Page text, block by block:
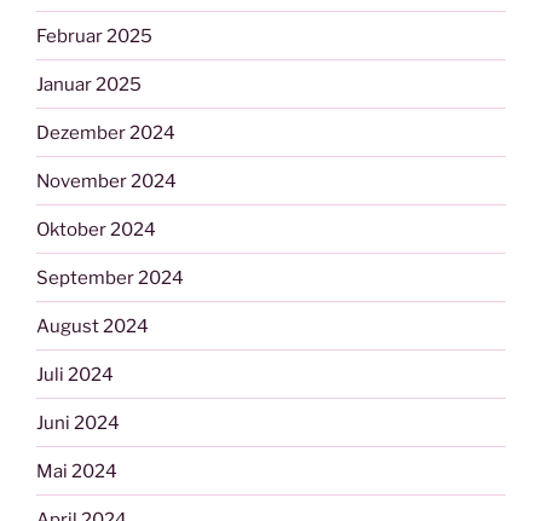
Februar 2025
Januar 2025
Dezember 2024
November 2024
Oktober 2024
September 2024
August 2024
Juli 2024
Juni 2024
Mai 2024